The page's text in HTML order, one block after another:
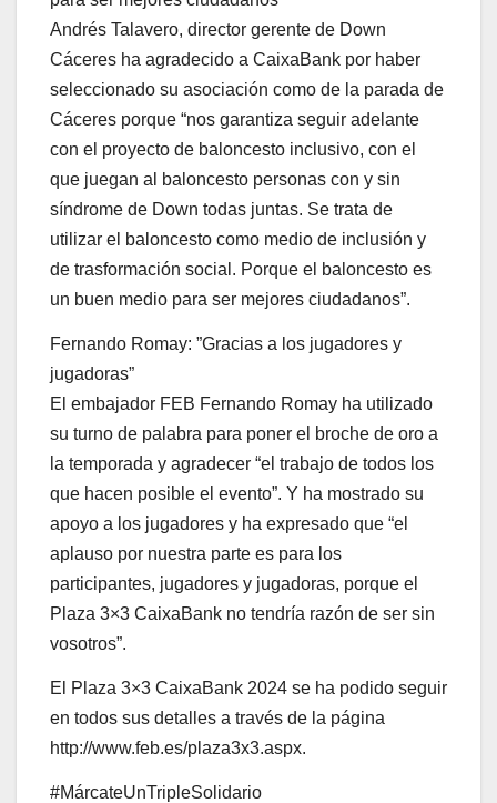
Andrés Talavero, director gerente de Down
Cáceres ha agradecido a CaixaBank por haber
seleccionado su asociación como de la parada de
Cáceres porque “nos garantiza seguir adelante
con el proyecto de baloncesto inclusivo, con el
que juegan al baloncesto personas con y sin
síndrome de Down todas juntas. Se trata de
utilizar el baloncesto como medio de inclusión y
de trasformación social. Porque el baloncesto es
un buen medio para ser mejores ciudadanos”.
Fernando Romay: ”Gracias a los jugadores y
jugadoras”
El embajador FEB Fernando Romay ha utilizado
su turno de palabra para poner el broche de oro a
la temporada y agradecer “el trabajo de todos los
que hacen posible el evento”. Y ha mostrado su
apoyo a los jugadores y ha expresado que “el
aplauso por nuestra parte es para los
participantes, jugadores y jugadoras, porque el
Plaza 3×3 CaixaBank no tendría razón de ser sin
vosotros”.
El Plaza 3×3 CaixaBank 2024 se ha podido seguir
en todos sus detalles a través de la página
http://www.feb.es/plaza3x3.aspx.
#MárcateUnTripleSolidario